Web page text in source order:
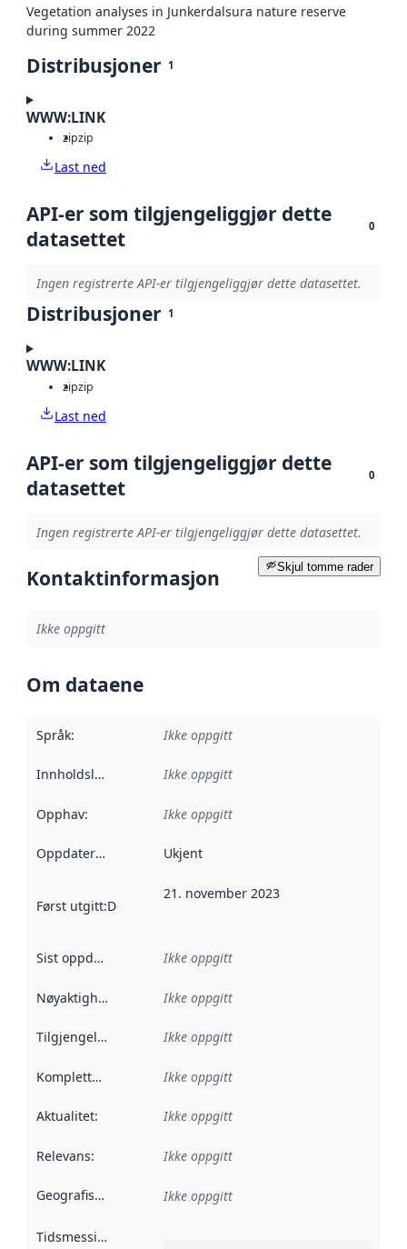
Vegetation analyses in Junkerdalsura nature reserve
during summer 2022
Distribusjoner 1
WWW:LINK
zipzip
Last ned
API-er som tilgjengeliggjør dette
datasettet
0
Ingen registrerte API-er tilgjengeliggjør dette datasettet.
Distribusjoner 1
WWW:LINK
zipzip
Last ned
API-er som tilgjengeliggjør dette
datasettet
0
Ingen registrerte API-er tilgjengeliggjør dette datasettet.
Skjul tomme rader
Kontaktinformasjon
Ikke oppgitt
Om dataene
Språk: Ikke oppgitt
Innholdsleverandører :
Ikke oppgitt
Opphav: Ikke oppgitt
Oppdateringsfrekvens :
Ukjent
Først utgitt:Denne datoen sier når dataene i dette
21. november 2023
Sist oppdatert Ikke oppgitt
Nøyaktighet Ikke oppgitt
Tilgjengelighet Ikke oppgitt
Kompletthet Ikke oppgitt
Aktualitet: Ikke oppgitt
Relevans: Ikke oppgitt
Geografisk avgrensning :
Ikke oppgitt
Tidsmessig avgrensning